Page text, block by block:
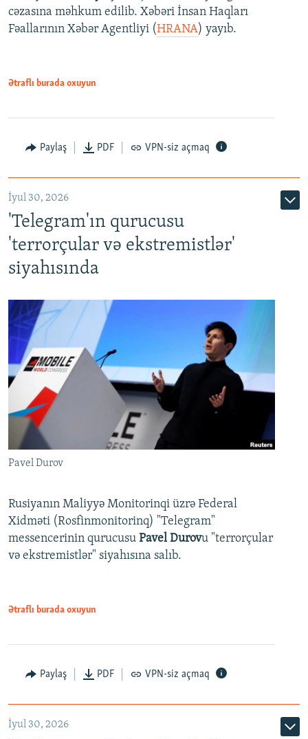
cəzasına məhkum edilib. Xəbəri İnsan Haqları
Fəallarının Xəbər Agentliyi (HRANA) yayıb.
Ətraflı burada oxuyun
Paylaş PDF VPN-siz açmaq
İyul 30, 2026
'Telegram'ın qurucusu
'terrorçular və ekstremistlər'
siyahısında
Pavel Durov
Rusiyanın Maliyyə Monitorinqi üzrə Federal
Xidməti (Rosfinmonitorinq) "Telegram"
messencerinin qurucusu Pavel Durovu "terrorçular
və ekstremistlər" siyahısına salıb.
Ətraflı burada oxuyun
Paylaş PDF VPN-siz açmaq
İyul 30, 2026